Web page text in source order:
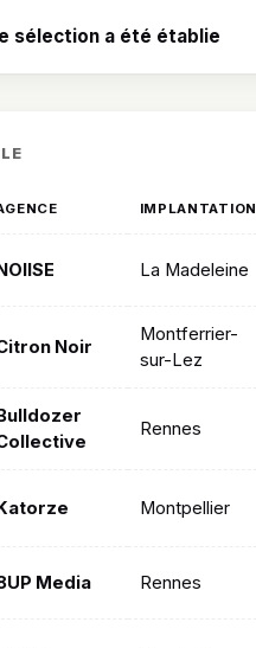
sélection a été établie
IMPLANTATION
La Madeleine
Noir
Montferrier-
sur-Lez
Rennes
Montpellier
Media Rennes